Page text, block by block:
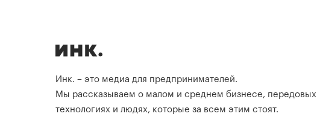
Инк. – это медиа для предпринимателей.
Мы рассказываем о малом и среднем бизнесе, передовых
технологиях и людях, которые за всем этим стоят.